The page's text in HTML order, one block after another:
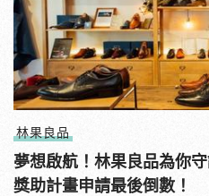
林果良品
夢想啟航！林果良品為你
獎助計畫申請最後倒數！